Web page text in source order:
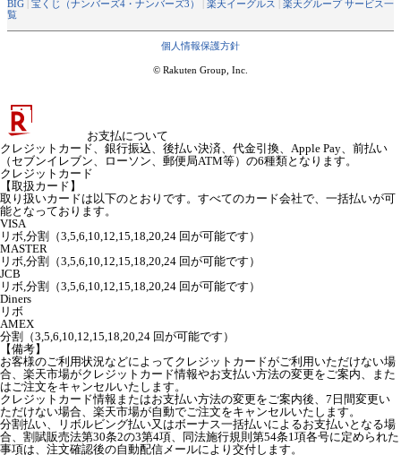
BIG 宝くじ（ナンバーズ4・ナンバーズ3） 楽天イーグルス
楽天グループ サービス一
覧
個人情報保護方針
© Rakuten Group, Inc.
お支払について
クレジットカード、銀行振込、後払い決済、代金引換、Apple Pay、前払い
（セブンイレブン、ローソン、郵便局ATM等）の6種類となります。
クレジットカード
【取扱カード】
取り扱いカードは以下のとおりです。すべてのカード会社で、一括払いが可
能となっております。
VISA
リボ,分割（3,5,6,10,12,15,18,20,24 回が可能です）
MASTER
リボ,分割（3,5,6,10,12,15,18,20,24 回が可能です）
JCB
リボ,分割（3,5,6,10,12,15,18,20,24 回が可能です）
Diners
リボ
AMEX
分割（3,5,6,10,12,15,18,20,24 回が可能です）
【備考】
お客様のご利用状況などによってクレジットカードがご利用いただけない場
合、楽天市場がクレジットカード情報やお支払い方法の変更をご案内、また
はご注文をキャンセルいたします。
クレジットカード情報またはお支払い方法の変更をご案内後、7日間変更い
ただけない場合、楽天市場が自動でご注文をキャンセルいたします。
分割払い、リボルビング払い又はボーナス一括払いによるお支払いとなる場
合、割賦販売法第30条2の3第4項、同法施行規則第54条1項各号に定められた
事項は、注文確認後の自動配信メールにより交付します。